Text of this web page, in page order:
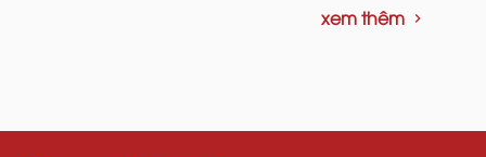
xem thêm